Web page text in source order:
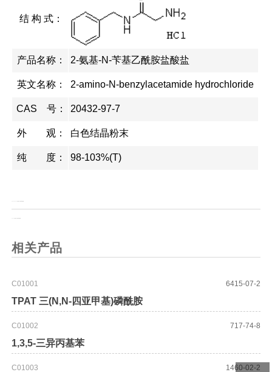
结 构 式：
产品名称： 2-氨基-N-苄基乙酰胺盐酸盐
英文名称： 2-amino-N-benzylacetamide hydrochloride
CAS 号： 20432-97-7
外 观： 白色结晶粉末
纯 度： 98-103%(T)
相关产品
C01001
TPAT 三(N,N-四亚甲基)磷酰胺
6415-07-2
C01002
1,3,5-三异丙基苯
717-74-8
C01003 1460-02-2